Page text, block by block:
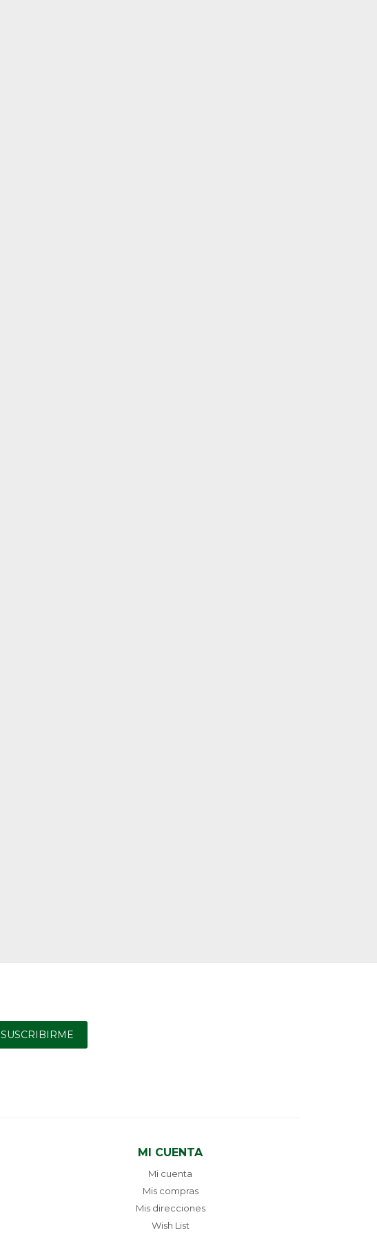
MI CUENTA
Mi cuenta
Mis compras
Mis direcciones
Wish List
SUSCRIBIRME